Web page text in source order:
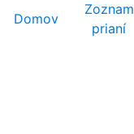
Domov
Zoznam
prianí